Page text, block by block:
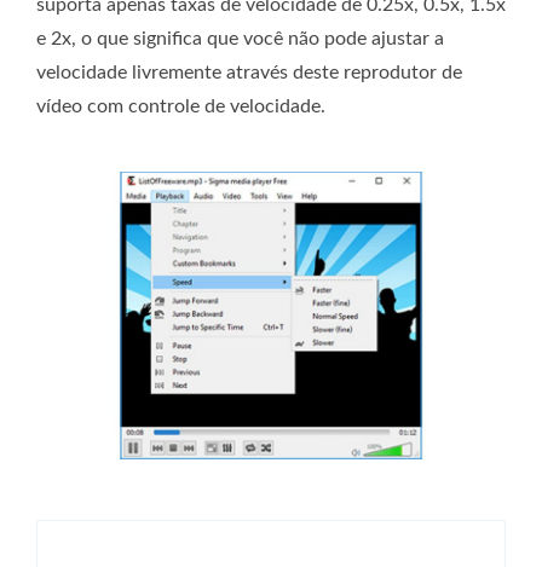
suporta apenas taxas de velocidade de 0.25x, 0.5x, 1.5x
e 2x, o que significa que você não pode ajustar a
velocidade livremente através deste reprodutor de
vídeo com controle de velocidade.